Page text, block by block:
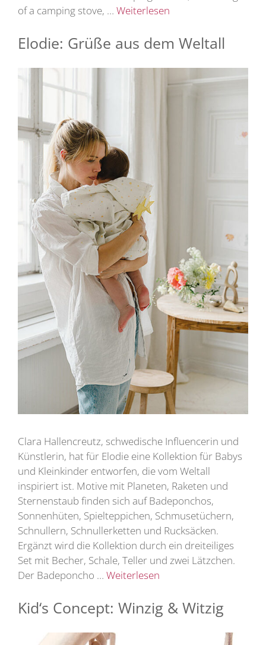
of a camping stove, … Weiterlesen
Elodie: Grüße aus dem Weltall
Clara Hallencreutz, schwedische Influencerin und
Künstlerin, hat für Elodie eine Kollektion für Babys
und Kleinkinder entworfen, die vom Weltall
inspiriert ist. Motive mit Planeten, Raketen und
Sternenstaub finden sich auf Badeponchos,
Sonnenhüten, Spielteppichen, Schmusetüchern,
Schnullern, Schnullerketten und Rucksäcken.
Ergänzt wird die Kollektion durch ein dreiteiliges
Set mit Becher, Schale, Teller und zwei Lätzchen.
Der Badeponcho … Weiterlesen
Kid‘s Concept: Winzig & Witzig